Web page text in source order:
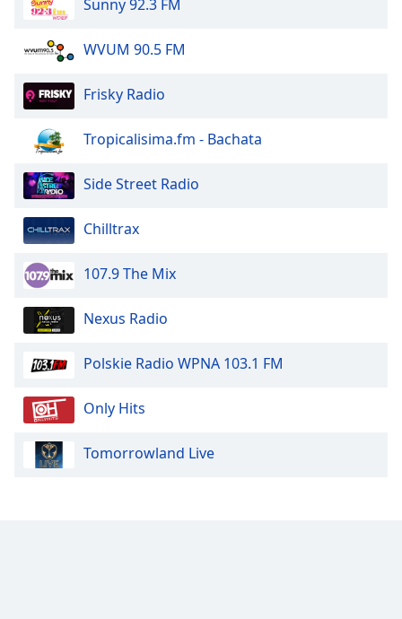
window.
cancel
close
window.
Text
Color
Background
Opacity
Sunny 92.3 FM
WVUM 90.5 FM
Frisky Radio
Tropicalisima.fm - Bachata
Side Street Radio
Chilltrax
107.9 The Mix
Nexus Radio
Polskie Radio WPNA 103.1 FM
Only Hits
Tomorrowland Live